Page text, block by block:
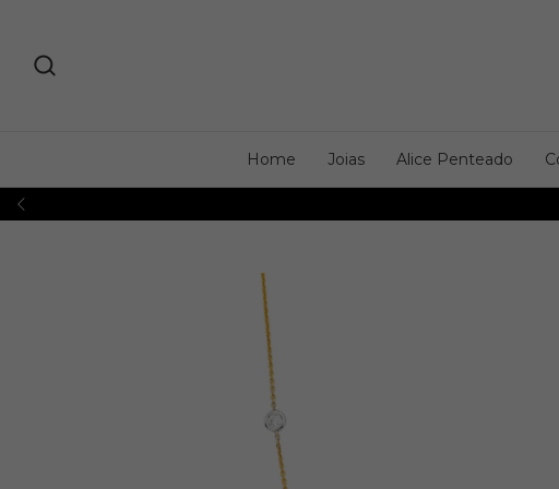
Home Joias Alice Penteado